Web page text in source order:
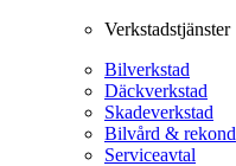
Verkstadstjänster
Bilverkstad
Däckverkstad
Skadeverkstad
Bilvård & rekond
Serviceavtal